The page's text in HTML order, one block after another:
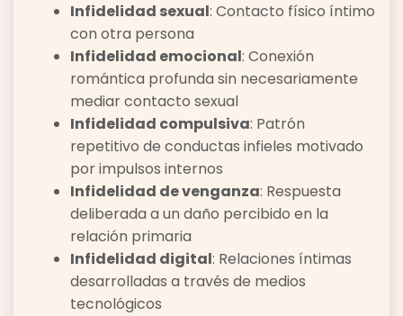
Infidelidad sexual: Contacto físico íntimo
con otra persona
Infidelidad emocional: Conexión
romántica profunda sin necesariamente
mediar contacto sexual
Infidelidad compulsiva: Patrón
repetitivo de conductas infieles motivado
por impulsos internos
Infidelidad de venganza: Respuesta
deliberada a un daño percibido en la
relación primaria
Infidelidad digital: Relaciones íntimas
desarrolladas a través de medios
tecnológicos